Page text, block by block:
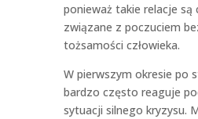
ponieważ takie relacje są
związane z poczuciem
tożsamości człowieka.
W pierwszym okresie po
bardzo często reaguje
sytuacji silnego kryzysu.